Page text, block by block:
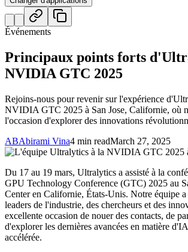
Événements
Principaux points forts
NVIDIA GTC 2025
Rejoins-nous pour revenir sur l'expérience
NVIDIA GTC 2025 à San Jose, Californie, où
l'occasion d'explorer des innovations
ABAbirami Vina4 min readMarch 27, 2025
Du 17 au 19 mars, Ultralytics a assisté à la
GPU Technology Conference (GTC) 2025 au
Center en Californie, États-Unis. Notre équipe a
leaders de l'industrie, des chercheurs et des
excellente occasion de nouer des contacts, de
d'explorer les dernières avancées en matière
accélérée.